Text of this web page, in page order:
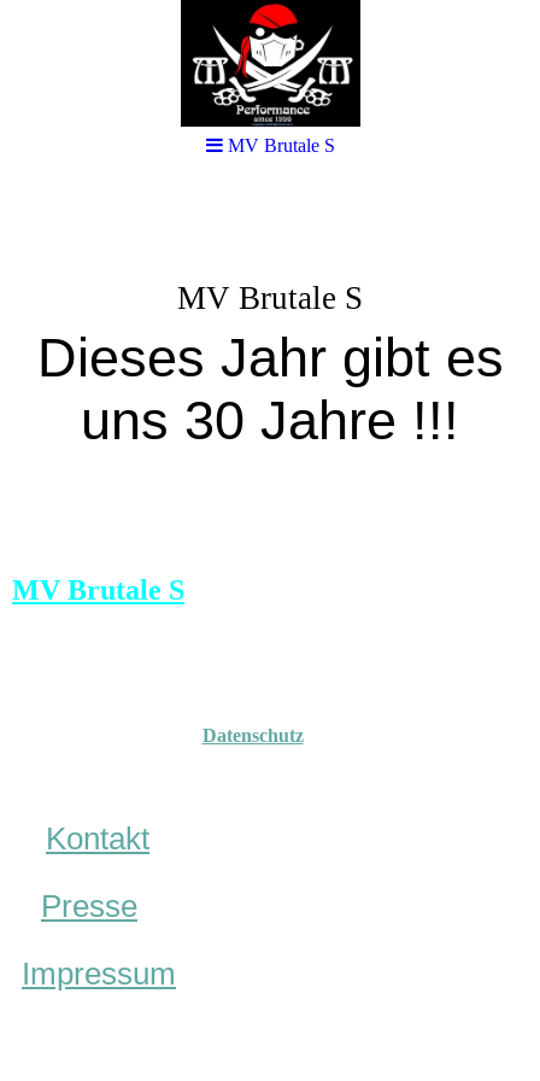
MV Brutale S
Dieses Jahr gibt es
uns 30 Jahre !!!
MV Brutale S
Datenschutz
Kontakt
Presse
Impressum
MV Brutale S